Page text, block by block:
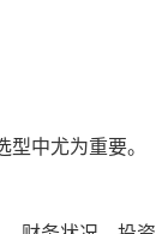
中尤为重要。